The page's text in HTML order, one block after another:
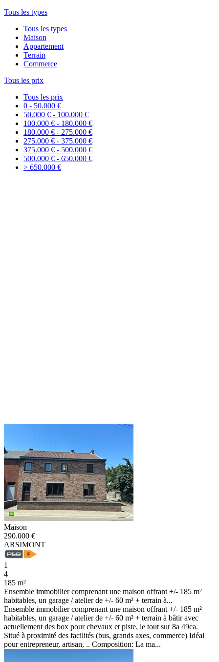
Tous les types
Tous les types
Maison
Appartement
Terrain
Commerce
Tous les prix
Tous les prix
0 - 50.000 €
50.000 € - 100.000 €
100.000 € - 180.000 €
180.000 € - 275.000 €
275.000 € - 375.000 €
375.000 € - 500.000 €
500.000 € - 650.000 €
> 650.000 €
Maison
290.000 €
ARSIMONT
1
4
185 m²
Ensemble immobilier comprenant une maison offrant +/- 185 m²
habitables, un garage / atelier de +/- 60 m² + terrain à...
Ensemble immobilier comprenant une maison offrant +/- 185 m²
habitables, un garage / atelier de +/- 60 m² + terrain à bâtir avec
actuellement des box pour chevaux et piste, le tout sur 8a 49ca.
Situé à proximité des facilités (bus, grands axes, commerce) Idéal
pour entrepreneur, artisan, .. Composition: La ma...